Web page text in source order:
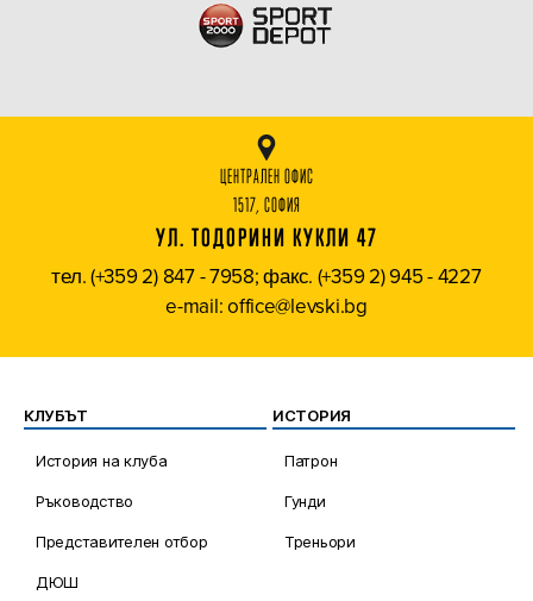
ЦЕНТРАЛЕН ОФИС
1517, СОФИЯ
УЛ. ТОДОРИНИ КУКЛИ 47
тел. (+359 2) 847 - 7958; факс. (+359 2) 945 - 4227
e-mail: office@levski.bg
КЛУБЪТ
История на клуба
Ръководство
Представителен отбор
ДЮШ
ИСТОРИЯ
Патрон
Гунди
Треньори